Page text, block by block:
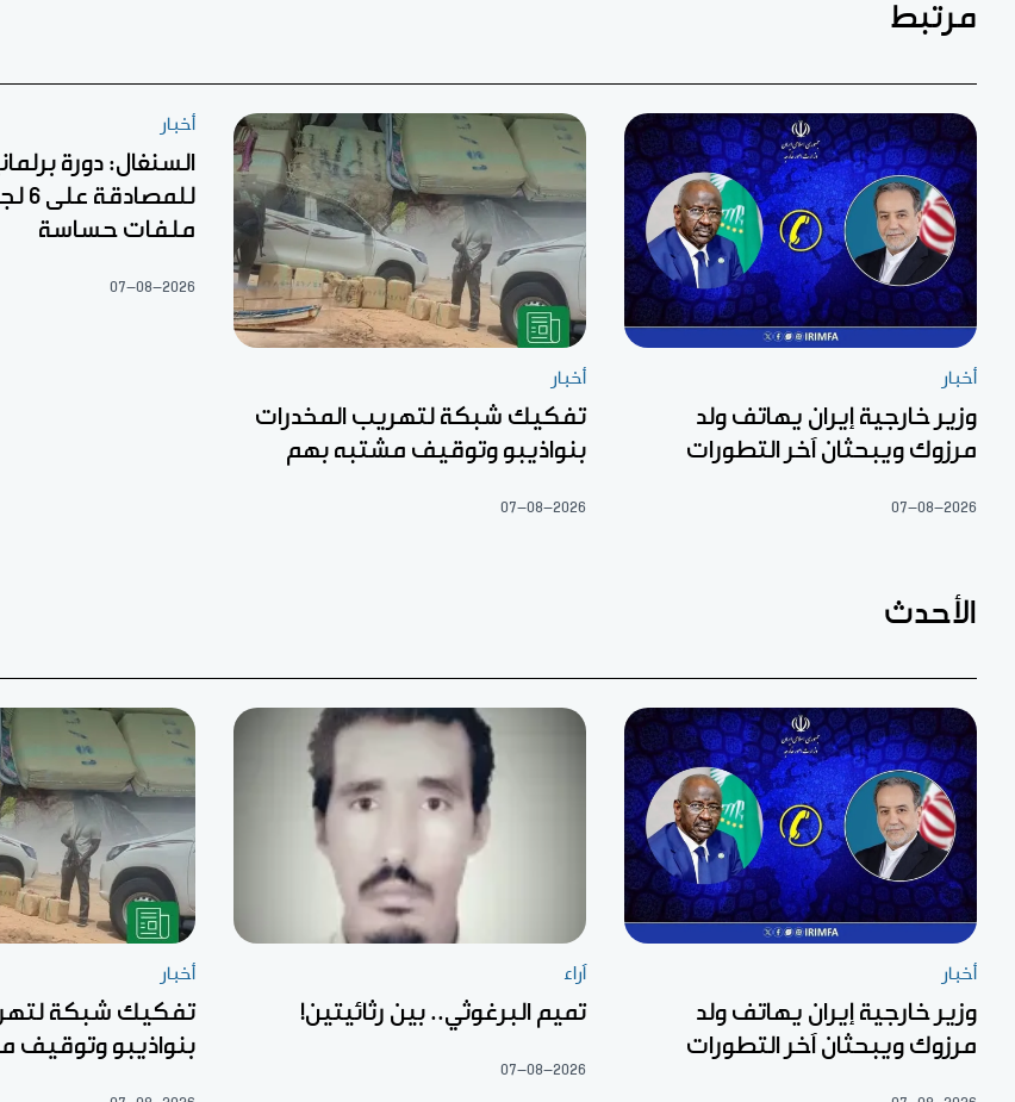
مرتبط
أخبار
وزير خارجية إيران يهاتف ولد
مرزوك ويبحثان آخر التطورات
07-08-2026
أخبار
تفكيك شبكة لتهريب المخدرات
بنواذيبو وتوقيف مشتبه بهم
07-08-2026
أخبار
السنغال: دورة
ملفات حساسة
07-08-2026
الأحدث
أخبار
وزير خارجية إيران يهاتف ولد
مرزوك ويبحثان آخر التطورات
آراء
تميم البرغوثي.. بين رثائيتين!
07-08-2026
أخبار
تفكيك شبكة
بنواذيبو وتوقيف